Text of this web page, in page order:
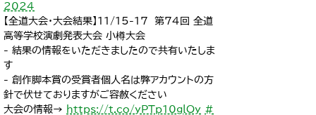
2024
【全道大会・大会結果】11/15-17 第74回 全道
高等学校演劇発表大会 小樽大会
- 結果の情報をいただきましたので共有いたしま
す
- 創作脚本賞の受賞者個人名は弊アカウントの方
針で伏せておりますがご容赦ください
大会の情報→ https://t.co/yPTp10glOy #